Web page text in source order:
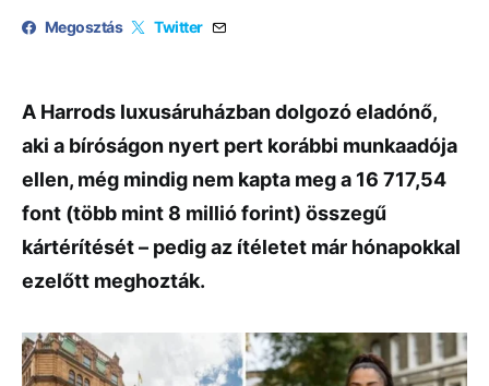
Megosztás Twitter
A Harrods luxusáruházban dolgozó eladónő,
aki a bíróságon nyert pert korábbi munkaadója
ellen, még mindig nem kapta meg a 16 717,54
font (több mint 8 millió forint) összegű
kártérítését – pedig az ítéletet már hónapokkal
ezelőtt meghozták.